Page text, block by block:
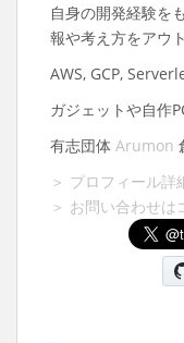
自身の開発経験を
報や考え方をアウ
AWS, GCP,
ガジェットや自作
有志団体 Arumon
＞ プロフィール詳
＞ お問い合わせは